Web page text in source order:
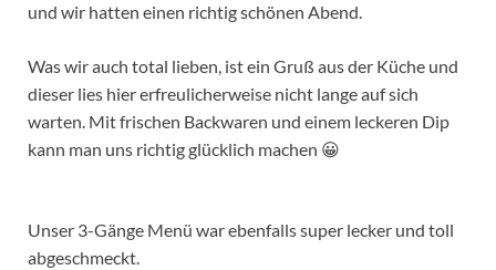
und wir hatten einen richtig schönen Abend.
Was wir auch total lieben, ist ein Gruß aus der Küche und
dieser lies hier erfreulicherweise nicht lange auf sich
warten. Mit frischen Backwaren und einem leckeren Dip
kann man uns richtig glücklich machen 😀
Unser 3-Gänge Menü war ebenfalls super lecker und toll
abgeschmeckt.